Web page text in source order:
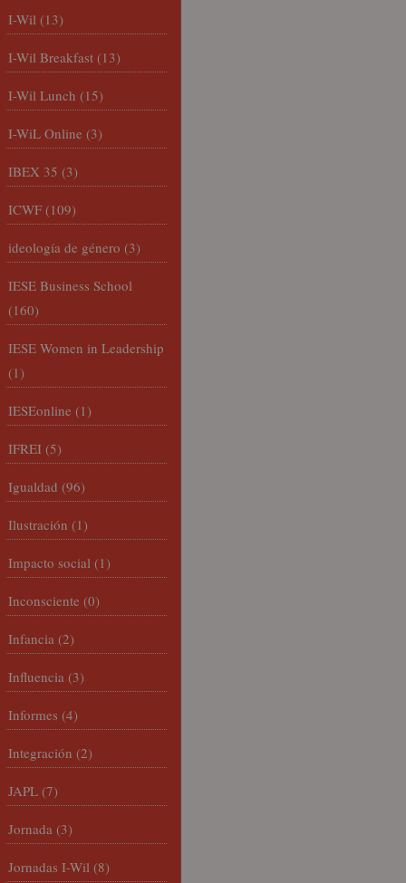
I-Wil (13)
I-Wil Breakfast (13)
I-Wil Lunch (15)
I-WiL Online (3)
IBEX 35 (3)
ICWF (109)
ideología de género (3)
IESE Business School
(160)
IESE Women in Leadership
(1)
IESEonline (1)
IFREI (5)
Igualdad (96)
Ilustración (1)
Impacto social (1)
Inconsciente (0)
Infancia (2)
Influencia (3)
Informes (4)
Integración (2)
JAPL (7)
Jornada (3)
Jornadas I-Wil (8)